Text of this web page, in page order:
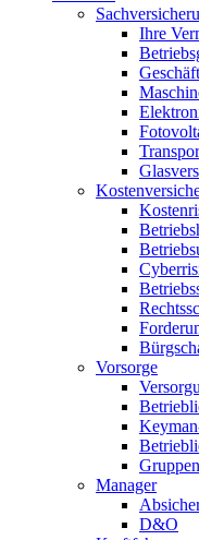
Ihre
Vorsorge
Manager
D&O